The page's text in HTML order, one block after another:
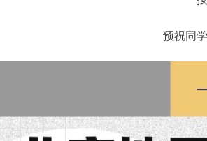
预祝同